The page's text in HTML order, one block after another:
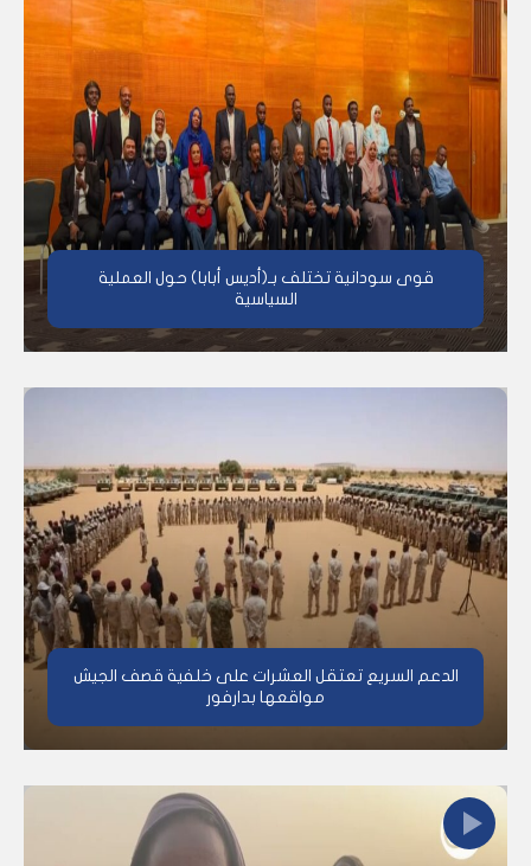
قوى سودانية تختلف بـ(أديس أبابا) حول العملية
السياسية
الدعم السريع تعتقل العشرات على خلفية قصف الجيش
مواقعها بدارفور